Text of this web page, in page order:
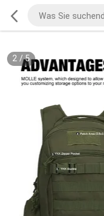
2/5